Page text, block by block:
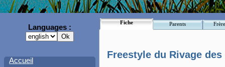
Languages :
Accueil
Fiche Parents
Freestyle du Rivage